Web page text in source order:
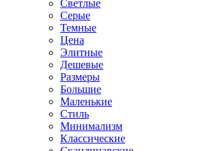
Светлые
Серые
Темные
Цена
Элитные
Дешевые
Размеры
Большие
Маленькие
Стиль
Минимализм
Классические